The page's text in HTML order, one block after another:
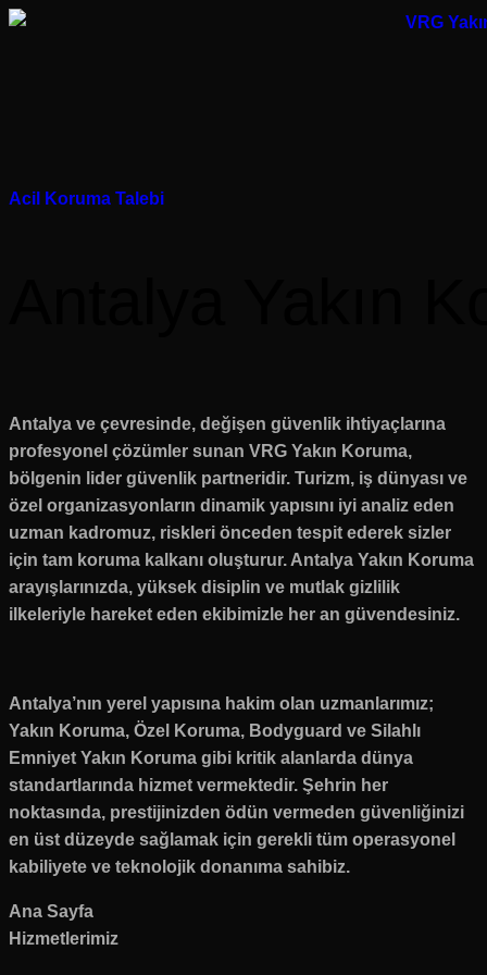
Acil Koruma Talebi
Antalya ve çevresinde, değişen güvenlik ihtiyaçlarına
profesyonel çözümler sunan VRG Yakın Koruma,
bölgenin lider güvenlik partneridir. Turizm, iş dünyası ve
özel organizasyonların dinamik yapısını iyi analiz eden
uzman kadromuz, riskleri önceden tespit ederek sizler
için tam koruma kalkanı oluşturur. Antalya Yakın Koruma
arayışlarınızda, yüksek disiplin ve mutlak gizlilik
ilkeleriyle hareket eden ekibimizle her an güvendesiniz.
Antalya’nın yerel yapısına hakim olan uzmanlarımız;
Yakın Koruma, Özel Koruma, Bodyguard ve Silahlı
Emniyet Yakın Koruma gibi kritik alanlarda dünya
standartlarında hizmet vermektedir. Şehrin her
noktasında, prestijinizden ödün vermeden güvenliğinizi
en üst düzeyde sağlamak için gerekli tüm operasyonel
kabiliyete ve teknolojik donanıma sahibiz.
Ana Sayfa
Hizmetlerimiz